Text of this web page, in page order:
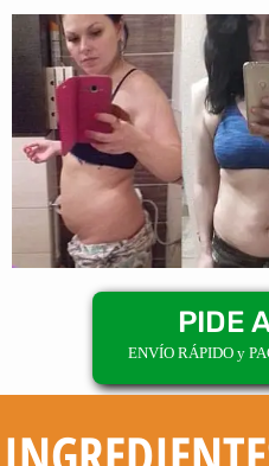
PIDE
ENVÍO RÁPIDO y